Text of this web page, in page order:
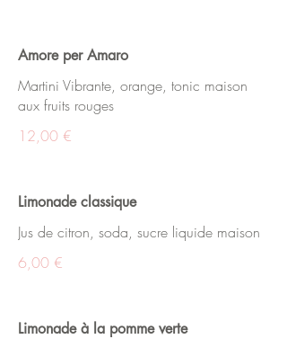
Amore per Amaro
Martini Vibrante, orange, tonic maison
aux fruits rouges
12,00 €
Limonade classique
Jus de citron, soda, sucre liquide maison
6,00 €
Limonade à la pomme verte